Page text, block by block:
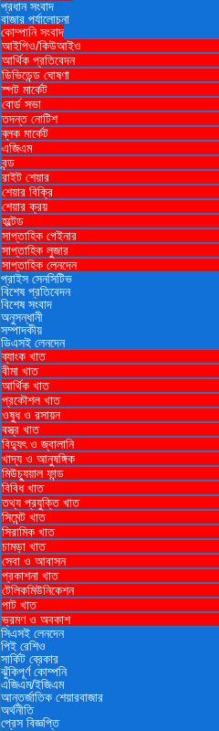
প্রধান সংবাদ
বাজার পর্যালোচনা
কোম্পানি সংবাদ
আইপিও/কিউআইও
আর্থিক প্রতিবেদন
ডিভিডেন্ড ঘোষণা
স্পট মার্কেট
বোর্ড সভা
তদন্ত নোটিশ
ব্লক মার্কেট
এজিএম
বন্ড
রাইট শেয়ার
শেয়ার বিক্রি
শেয়ার ক্রয়
হল্টেড
সাপ্তাহিক গেইনার
সাপ্তাহিক লুজার
সাপ্তাহিক লেনদেন
প্রাইস সেনসিটিভ
বিশেষ প্রতিবেদন
বিশেষ সংবাদ
অনুসন্ধানী
সম্পাদকীয়
ডিএসই লেনদেন
ব্যাংক খাত
বীমা খাত
আর্থিক খাত
প্রকৌশল খাত
ওষুধ ও রসায়ন
বস্ত্র খাত
বিদ্যুৎ ও জ্বালানি
খাদ্য ও আনুষঙ্গিক
মিউচ্যুয়াল ফান্ড
বিবিধ খাত
তথ্য প্রযুক্তি খাত
সিমেন্ট খাত
সিরামিক খাত
চামড়া খাত
সেবা ও আবাসন
প্রকাশনা খাত
টেলিকমিউনিকেশন
পাট খাত
ভ্রমণ ও ‍অবকাশ
সিএসই লেনদেন
পিই রেশিও
সার্কিট ব্রেকার
ঝুঁকিপূর্ণ কোম্পনি
এজিএম/ইজিএম
আন্তর্জাতিক শেয়ারবাজার
অর্থনীতি
প্রেস বিজ্ঞপ্তি